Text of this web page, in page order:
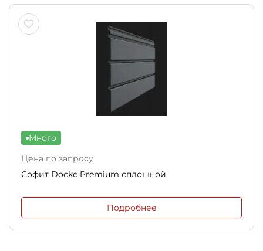
Много
Цена по запросу
Софит Docke Premium сплошной
Подробнее